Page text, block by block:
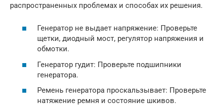
распространенных проблемах и способах их решения.
Генератор не выдает напряжение: Проверьте
щетки, диодный мост, регулятор напряжения и
обмотки.
Генератор гудит: Проверьте подшипники
генератора.
Ремень генератора проскальзывает: Проверьте
натяжение ремня и состояние шкивов.